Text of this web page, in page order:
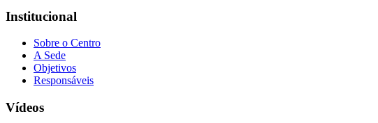
Institucional
Sobre o Centro
A Sede
Objetivos
Responsáveis
Vídeos